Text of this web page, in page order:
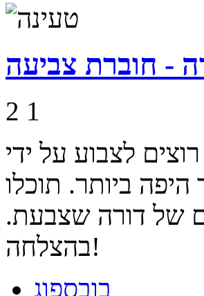
- חוברת צביעה
2 1
לצבוע על ידי
ביותר. תוכלו
של דורה שצבעת.
בהצלחה!
בובספוג